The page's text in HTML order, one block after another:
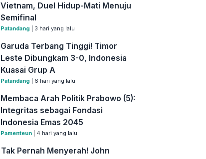
Vietnam, Duel Hidup-Mati Menuju
Semifinal
Patandang | 3 hari yang lalu
Garuda Terbang Tinggi! Timor
Leste Dibungkam 3-0, Indonesia
Kuasai Grup A
Patandang | 6 hari yang lalu
Membaca Arah Politik Prabowo (5):
Integritas sebagai Fondasi
Indonesia Emas 2045
Pamenteun | 4 hari yang lalu
Tak Pernah Menyerah! John